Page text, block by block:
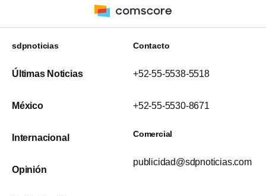
sdpnoticias
Últimas Noticias
México
Internacional
Opinión
Contacto
+52-55-5538-5518
+52-55-5530-8671
Comercial
publicidad@sdpnoticias.com